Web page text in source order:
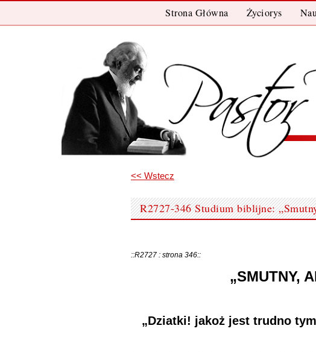
Do
Strona Główna Życiorys
<< Wstecz
R2727-346 Studium biblijne:
::R2727 : strona 346::
„SMUTNY,
„Dziatki! jakoż jest trudno